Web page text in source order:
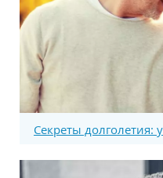
Секреты долголетия: